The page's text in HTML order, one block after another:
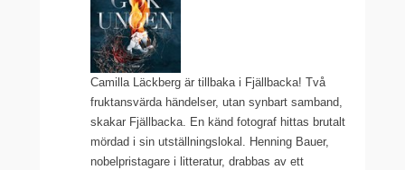
Camilla Läckberg är tillbaka i Fjällbacka! Två
fruktansvärda händelser, utan synbart samband,
skakar Fjällbacka. En känd fotograf hittas brutalt
mördad i sin utställningslokal. Henning Bauer,
nobelpristagare i litteratur, drabbas av ett